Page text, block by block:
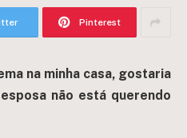
Pinterest
na minha casa, gostaria
não está querendo